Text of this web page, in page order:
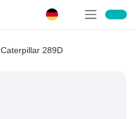
Caterpillar 289D